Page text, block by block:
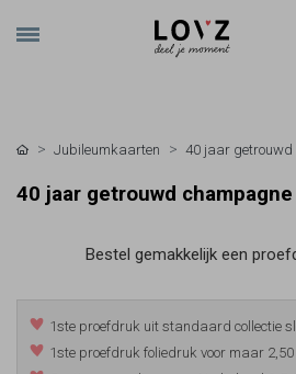
Jubileumkaarten 40 jaar getrouwd
40 jaar getrouwd
Bestel gemakkelijk een
1ste proefdruk uit standaard collectie
1ste proefdruk foliedruk voor maar 2,50